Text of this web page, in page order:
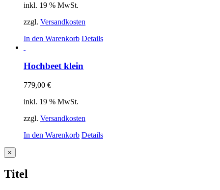
inkl. 19 % MwSt.
zzgl. Versandkosten
In den Warenkorb Details
Hochbeet klein
779,00 €
inkl. 19 % MwSt.
zzgl. Versandkosten
In den Warenkorb Details
Close
product
view
×
Titel